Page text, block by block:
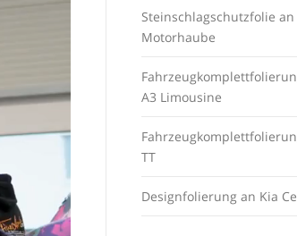
Steinschlagschutzfolie an
Motorhaube
A3 Limousine
TT
Designfolierung an Kia